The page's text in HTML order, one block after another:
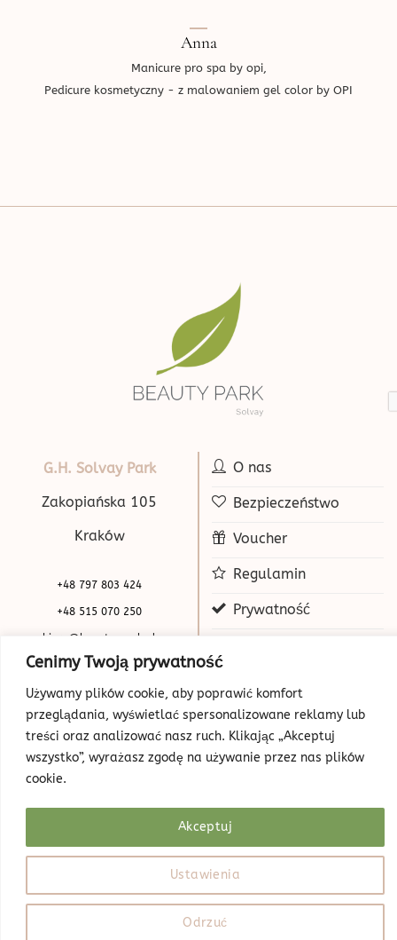
Cenimy Twoją prywatność
Używamy plików cookie, aby poprawić komfort
przeglądania, wyświetlać spersonalizowane reklamy lub
treści oraz analizować nasz ruch. Klikając „Akceptuj
wszystko”, wyrażasz zgodę na używanie przez nas plików
cookie.
Ustawienia
Odrzuć
Akceptuj
Anna
Manicure pro spa by opi,
Pedicure kosmetyczny - z malowaniem gel color by OPI
G.H. Solvay Park
Zakopiańska 105
Kraków
+48 797 803 424
+48 515 070 250
biuro@beauty-park.pl
O nas
Bezpieczeństwo
Voucher
Regulamin
Prywatność
© Copyright 2026 | Beauty Park
Web Design